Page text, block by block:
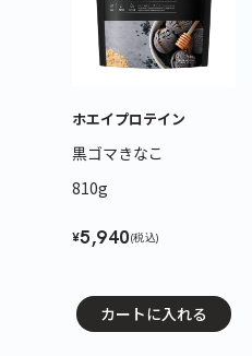
ホエイプロテイン
黒ゴマきなこ
810g
¥5,940(税込)
カートに入れる